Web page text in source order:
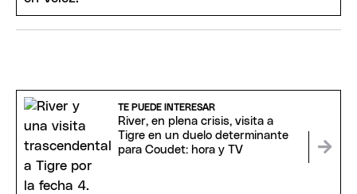
TE PUEDE INTERESAR
River, en plena crisis, visita a
Tigre en un duelo determinante
para Coudet: hora y TV